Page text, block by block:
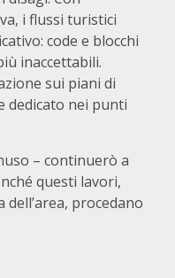
i flussi turistici
code e blocchi
inaccettabili.
sui piani di
dedicato nei punti
– continuerò a
questi lavori,
procedano